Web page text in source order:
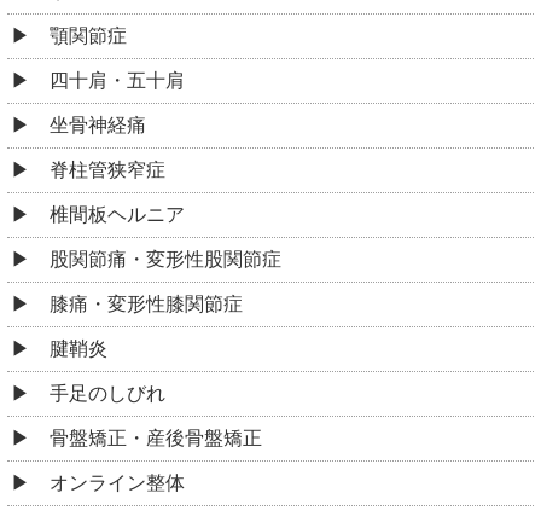
顎関節症
四十肩・五十肩
坐骨神経痛
脊柱管狭窄症
椎間板ヘルニア
股関節痛・変形性股関節症
膝痛・変形性膝関節症
腱鞘炎
手足のしびれ
骨盤矯正・産後骨盤矯正
オンライン整体